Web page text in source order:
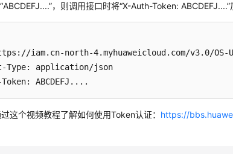
，则调用接口时将“X-Auth-Token:
iam.cn-north-4.myhuaweicloud.com/v3.0/OS-
Type: application/json
ABCDEFJ....
这个视频教程了解如何使用Token认证： https://